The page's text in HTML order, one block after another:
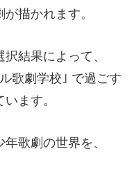
描かれます。
結果によって、
歌劇学校｣ で過ごす
ます。
歌劇の世界を、